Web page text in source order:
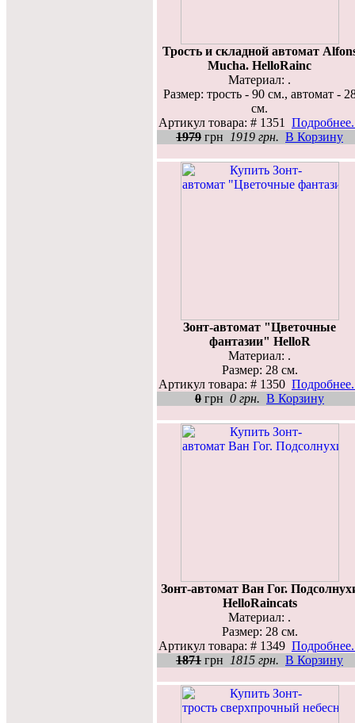
Трость и складной автомат
Mucha. HelloRainc
Материал: .
Размер: трость - 90 см., автомат -
см.
Артикул товара: # 1351
1979 грн 1919 грн. В Корзину
Зонт-автомат "Цветочные
фантазии" HelloR
Материал: .
Размер: 28 см.
Артикул товара: # 1350
0 грн 0 грн. В Корзину
Зонт-автомат Ван Гог.
HelloRaincats
Материал: .
Размер: 28 см.
Артикул товара: # 1349
1871 грн 1815 грн. В Корзину